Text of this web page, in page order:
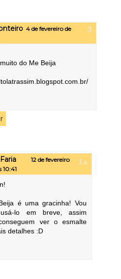
4 de fevereiro de
do Me Beija
12 de fevereiro
10:41
é uma gracinha! Vou
lo em breve, assim
ver o esmalte
detalhes :D